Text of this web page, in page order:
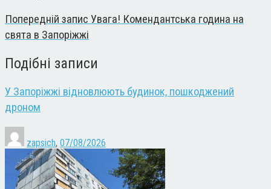
Попередній запис Увага! Комендантська година на
свята в Запоріжжі
Подібні записи
У Запоріжжі відновлюють будинок, пошкоджений
дроном
zapsich, 07/08/2026